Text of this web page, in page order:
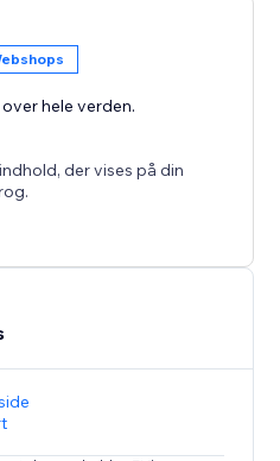
eller gør shopping mere
Store. Forvandl dine
og øg salget.
hele verden.
der vises på din